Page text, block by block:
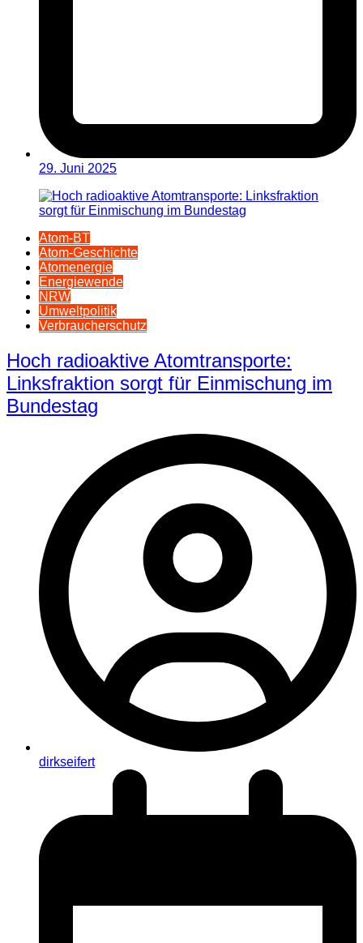
29. Juni 2025
Atom-BT
Atom-Geschichte
Atomenergie
Energiewende
NRW
Umweltpolitik
Verbraucherschutz
Hoch radioaktive Atomtransporte:
Linksfraktion sorgt für Einmischung im
Bundestag
dirkseifert